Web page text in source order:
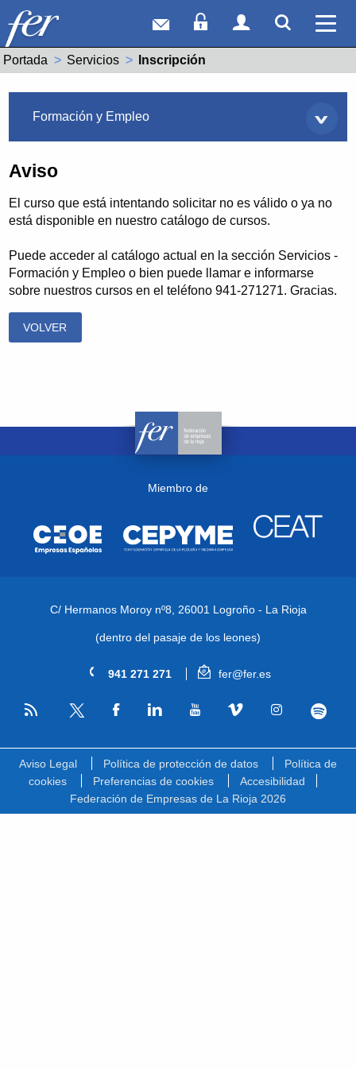
Correo webAcceso Socios
Acceso
Portada Servicios Actual:
Inscripción
Formación y Empleo
Aviso
El curso que está intentando solicitar no es válido o ya no
está disponible en nuestro catálogo de cursos.
Puede acceder al catálogo actual en la sección Servicios -
Formación y Empleo o bien puede llamar e informarse
sobre nuestros cursos en el teléfono 941-271271. Gracias.
VOLVER
Miembro de
C/ Hermanos Moroy nº8, 26001 Logroño - La Rioja
(dentro del pasaje de los leones)
941 271 271 fer@fer.es
RSS
Aviso Legal Política de protección de datos
Política de
cookies
Preferencias de cookies
Accesibilidad
Federación de Empresas de La Rioja 2026